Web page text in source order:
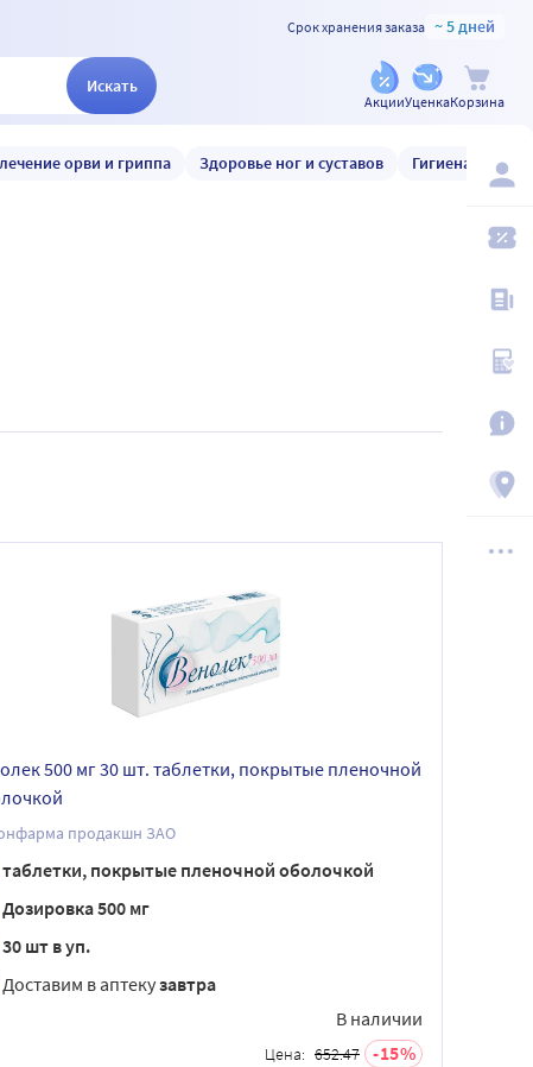
Срок хранения заказа ~ 5 дней
Искать
АкцииУценкаКорзина
орви и гриппа Здоровье ног и суставов Гигиена и уход
500 мг 30 шт. таблетки, покрытые пленочной
продакшн ЗАО
таблетки, покрытые пленочной оболочкой
Дозировка 500 мг
30 шт в уп.
Доставим в аптекузавтра
В наличии
Цена: 652.47 15